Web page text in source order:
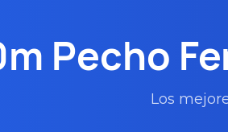
Pecho
Los